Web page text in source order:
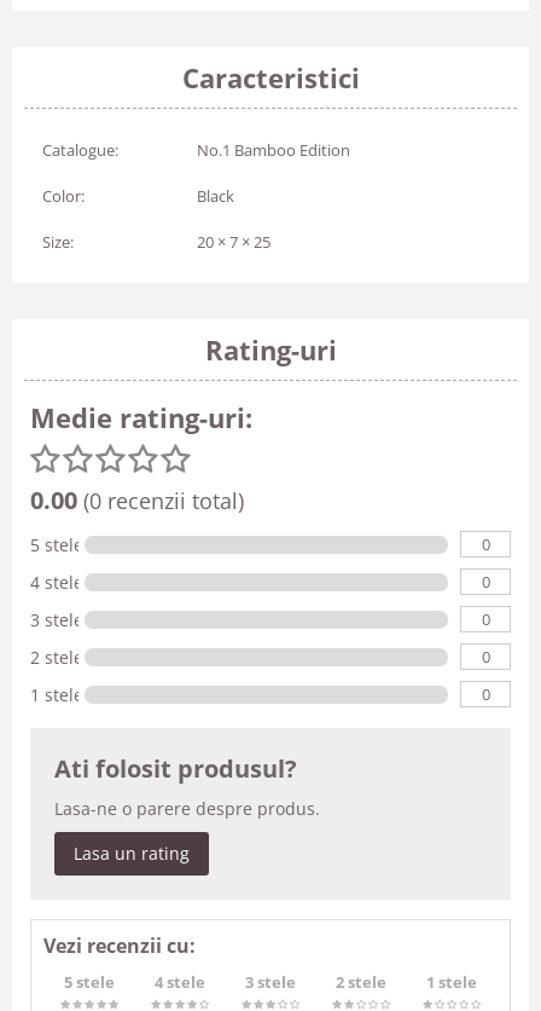
Caracteristici
Catalogue: No.1 Bamboo Edition
Color: Black
Size: 20 × 7 × 25
Rating-uri
Medie rating-uri:
0.00 (0 recenzii total)
5 stele 0
4 stele 0
3 stele 0
2 stele 0
1 stele 0
Ati folosit produsul?
Lasa-ne o parere despre produs.
Lasa un rating
Vezi recenzii cu:
5 stele 4 stele 3 stele 2 stele 1 stele